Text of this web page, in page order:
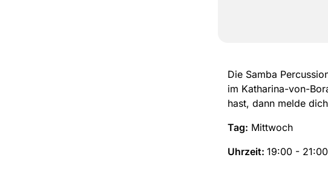
Die Samba
im Katharina-von-
hast, dann melde
Tag: Mittwoch
Uhrzeit: 19:00 -